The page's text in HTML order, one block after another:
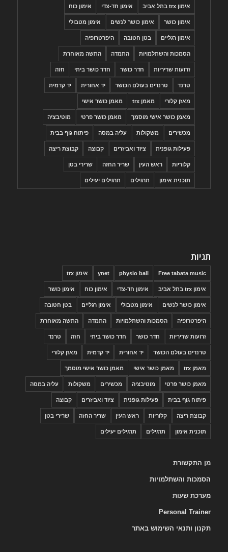
אימון trx בתל אביב אימון חד-צדי אימון כוח
אימון כושר אימון כושר לנשים אימון מטבולי
אימון רגליים בטן חטובה היפרטרופיה
הסמכות והשתלמויות התמדה התשה מאוחרת
זרועות שריריות חדר כושר חדר כושר ביתי חזה
טרנד טרנדים בעולם הכושר יד אחורית יד קדמית
מאזן קלורי מאמן trx מאמן כושר אישי
מאמן כושר אישי מוסמך מאמן כושר פרטי מוטיבציה
מכשירים משקולות עליה במסה פיתוח גוף בבית
פעילות גופנית ציוד ואביזרים קבוצה קבוצת ריצה
קלוריות ראש העין שריר החזה שרירי בטן
תוכנית אימון תרגילים תרגילים יעילים
תגיות
Free tabata music
physio ball
ynet אימון trx
אימון trx בתל אביב אימון חד-צדי אימון כוח אימון כושר
אימון כושר לנשים אימון מטבולי אימון רגליים בטן חטובה
היפרטרופיה הסמכות והשתלמויות התמדה התשה מאוחרת
זרועות שריריות חדר כושר חדר כושר ביתי חזה טרנד
טרנדים בעולם הכושר יד אחורית יד קדמית מאזן קלורי
מאמן trx מאמן כושר אישי מאמן כושר אישי מוסמך
מאמן כושר פרטי מוטיבציה מכשירים משקולות עליה במסה
פיתוח גוף בבית פעילות גופנית ציוד ואביזרים קבוצה
קבוצת ריצה קלוריות ראש העין שריר החזה שרירי בטן
תוכנית אימון תרגילים תרגילים יעילים
מן התקשורת
הסמכות והשתלמויות
מערכת שעות
Personal Trainer
תקנון ותנאי השימוש באתר